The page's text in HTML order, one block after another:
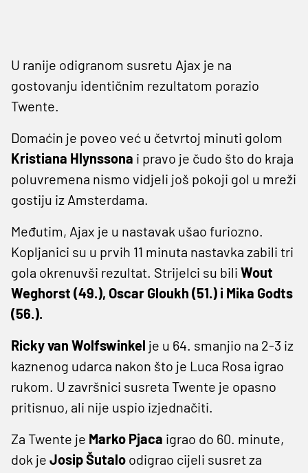
U ranije odigranom susretu Ajax je na
gostovanju identičnim rezultatom porazio
Twente.
Domaćin je poveo već u četvrtoj minuti golom
Kristiana Hlynssona i pravo je čudo što do kraja
poluvremena nismo vidjeli još pokoji gol u mreži
gostiju iz Amsterdama.
Međutim, Ajax je u nastavak ušao furiozno.
Kopljanici su u prvih 11 minuta nastavka zabili tri
gola okrenuvši rezultat. Strijelci su bili Wout
Weghorst (49.), Oscar Gloukh (51.) i Mika Godts
(56.).
Ricky van Wolfswinkel je u 64. smanjio na 2-3 iz
kaznenog udarca nakon što je Luca Rosa igrao
rukom. U završnici susreta Twente je opasno
pritisnuo, ali nije uspio izjednačiti.
Za Twente je Marko Pjaca igrao do 60. minute,
dok je Josip Šutalo odigrao cijeli susret za